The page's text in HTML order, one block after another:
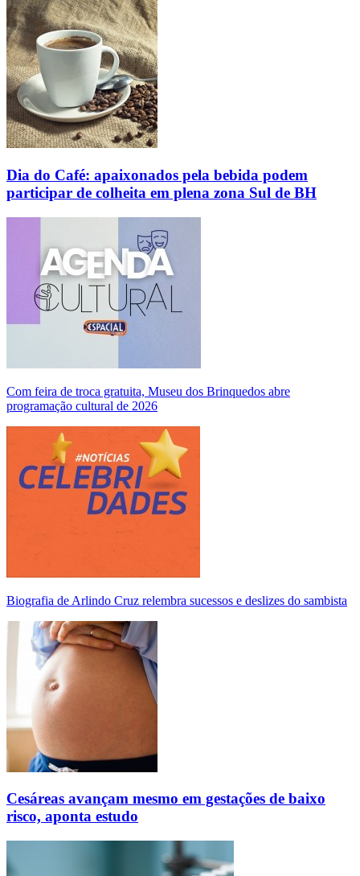
Dia do Café: apaixonados pela bebida podem
participar de colheita em plena zona Sul de BH
Com feira de troca gratuita, Museu dos Brinquedos abre
programação cultural de 2026
Biografia de Arlindo Cruz relembra sucessos e deslizes do sambista
Cesáreas avançam mesmo em gestações de baixo
risco, aponta estudo